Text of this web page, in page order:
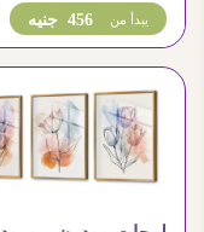
456 جنيه يبدأ من